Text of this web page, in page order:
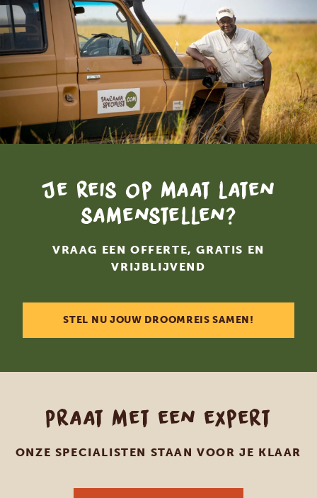
Je reis op maat laten
samenstellen?
VRAAG EEN OFFERTE, GRATIS EN
VRIJBLIJVEND
STEL NU JOUW DROOMREIS SAMEN!
Praat met een expert
ONZE SPECIALISTEN STAAN VOOR JE KLAAR